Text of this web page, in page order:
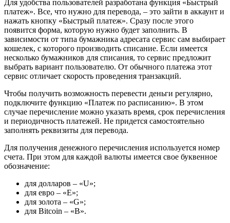
Для удобства пользователей разработана функция «Быстрый
платеж». Все, что нужно для перевода, – это зайти в аккаунт и
нажать кнопку «Быстрый платеж». Сразу после этого
появится форма, которую нужно будет заполнить. В
зависимости от типа бумажника адресата сервис сам выбирает
кошелек, с которого производить списание. Если имеется
несколько бумажников для списания, то сервис предложит
выбрать вариант пользователю. От обычного платежа этот
сервис отличает скорость проведения транзакций.
Чтобы получить возможность перевести деньги регулярно,
подключите функцию «Платеж по расписанию». В этом
случае перечисление можно указать время, срок перечисления
и периодичность платежей. Не придется самостоятельно
заполнять реквизиты для перевода.
Для получения денежного перечисления используется номер
счета. При этом для каждой валюты имеется свое буквенное
обозначение:
для долларов – «U»;
для евро – «E»;
для золота – «G»;
для Bitcoin – «В».